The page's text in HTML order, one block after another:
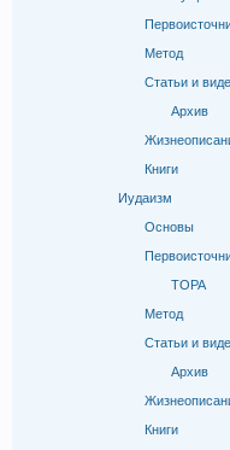
Метод
Статьи и
Архив
Книги
Иудаизм
Основы
ТОРА
Метод
Статьи и
Архив
Книги